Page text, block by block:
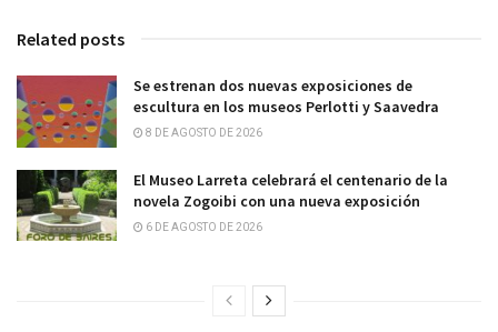
Related posts
Se estrenan dos nuevas exposiciones de
escultura en los museos Perlotti y Saavedra
8 DE AGOSTO DE 2026
El Museo Larreta celebrará el centenario de la
novela Zogoibi con una nueva exposición
6 DE AGOSTO DE 2026